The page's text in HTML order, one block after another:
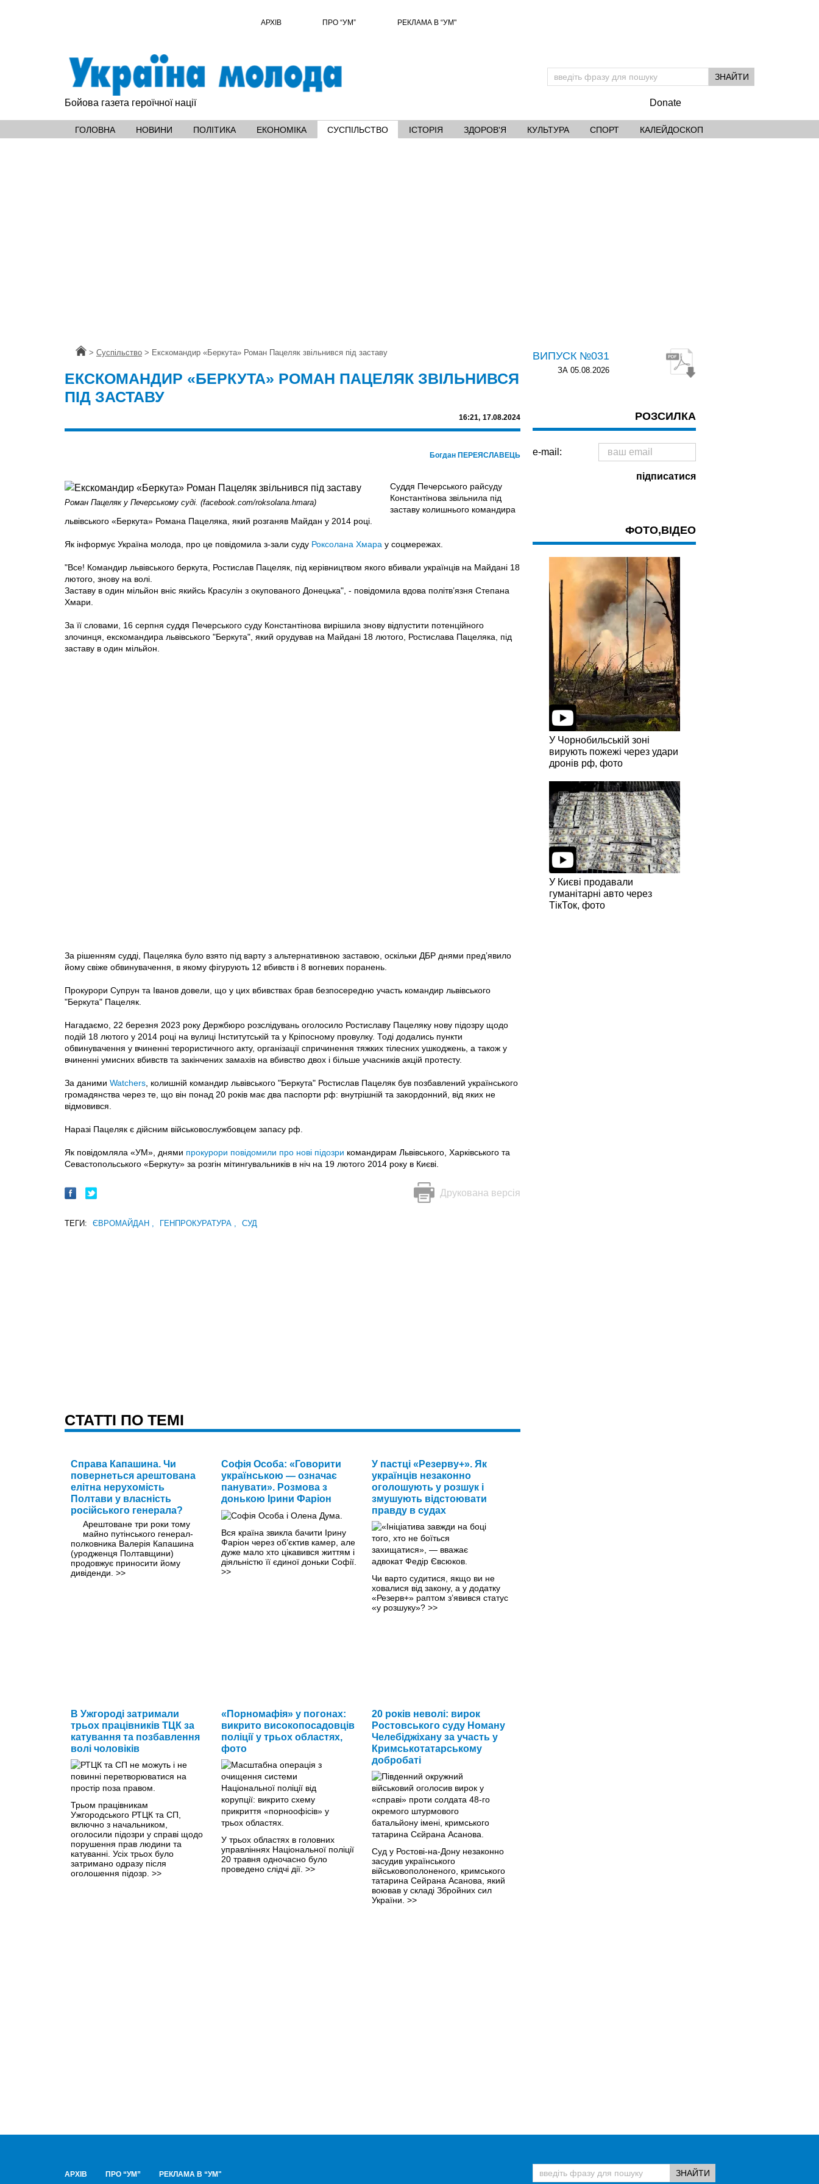
АРХІВ ПРО “УМ” РЕКЛАМА В “УМ"
Бойова газета героїчної нації Donate
ГОЛОВНА НОВИНИ ПОЛІТИКА ЕКОНОМІКА СУСПІЛЬСТВО ІСТОРІЯ ЗДОРОВ'Я КУЛЬТУРА СПОРТ КАЛЕЙДОСКОП
Головна
> Суспільство > Екскомандир «Беркута» Роман Пацеляк звільнився під заставу
ЕКСКОМАНДИР «БЕРКУТА» РОМАН ПАЦЕЛЯК ЗВІЛЬНИВСЯ
ПІД ЗАСТАВУ
16:21, 17.08.2024
Богдан ПЕРЕЯСЛАВЕЦЬ
Роман Пацеляк у Печерському суді. (facebook.com/roksolana.hmara)
Суддя Печерського райсуду
Константінова звільнила під
заставу колишнього командира
львівського «Беркута» Романа Пацеляка, який розганяв Майдан у 2014 році.
Як інформує Україна молода, про це повідомила з-зали суду Роксолана Хмара у соцмережах.
"Все! Командир львівського беркута, Ростислав Пацеляк, під керівництвом якого вбивали українців на Майдані 18
лютого, знову на волі.
Заставу в один мільйон вніс якийсь Красулін з окупованого Донецька", - повідомила вдова політв’язня Степана
Хмари.
За її словами, 16 серпня суддя Печерського суду Константінова вирішила знову відпустити потенційного
злочинця, екскомандира львівського "Беркута", який орудував на Майдані 18 лютого, Ростислава Пацеляка, під
заставу в один мільйон.
За рішенням судді, Пацеляка було взято під варту з альтернативною заставою, оскільки ДБР днями предʼявило
йому свіже обвинувачення, в якому фігурують 12 вбивств і 8 вогневих поранень.
Прокурори Супрун та Іванов довели, що у цих вбивствах брав безпосередню участь командир львівського
"Беркута" Пацеляк.
Нагадаємо, 22 березня 2023 року Держбюро розслідувань оголосило Ростиславу Пацеляку нову підозру щодо
подій 18 лютого у 2014 році на вулиці Інститутській та у Кріпосному провулку. Тоді додались пункти
обвинувачення у вчиненні терористичного акту, організації спричинення тяжких тілесних ушкоджень, а також у
вчиненні умисних вбивств та закінчених замахів на вбивство двох і більше учасників акцій протесту.
За даними Watchers , колишній командир львівського "Беркута" Ростислав Пацеляк був позбавлений українського
громадянства через те, що він понад 20 років має два паспорти рф: внутрішній та закордонний, від яких не
відмовився.
Наразі Пацеляк є дійсним військовослужбовцем запасу рф.
Як повідомляла «УМ», днями прокурори повідомили про нові підозри командирам Львівського, Харківського та
Севастопольського «Беркуту» за розгін мітингувальників в ніч на 19 лютого 2014 року в Києві.
Друкована версія
ТЕГИ: ЄВРОМАЙДАН ГЕНПРОКУРАТУРА СУД
CТАТТІ ПО ТЕМІ
Справа Капашина. Чи
повернеться арештована
елітна нерухомість
Полтави у власність
російського генерала?
Арештоване три роки тому
майно путінського генерал-
полковника Валерія Капашина
(уродженця Полтавщини)
продовжує приносити йому
дивіденди. >>
Софія Особа: «Говорити
українською — означає
панувати». Розмова з
донькою Ірини Фаріон
Вся країна звикла бачити Ірину
Фаріон через об’єктив камер, але
дуже мало хто цікавився життям і
діяльністю її єдиної доньки Софії.
>>
У пастці «Резерву+». Як
українців незаконно
оголошують у розшук і
змушують відстоювати
правду в судах
Чи варто судитися, якщо ви не
ховалися від закону, а у додатку
«Резерв+» раптом з’явився статус
«у розшуку»? >>
В Ужгороді затримали
трьох працівників ТЦК за
катування та позбавлення
волі чоловіків
Трьом працівникам
Ужгородського РТЦК та СП,
включно з начальником,
оголосили підозри у справі щодо
порушення прав людини та
катуванні. Усіх трьох було
затримано одразу після
оголошення підозр. >>
«Порномафія» у погонах:
викрито високопосадовців
поліції у трьох областях,
фото
У трьох областях в головних
управліннях Національної поліції
20 травня одночасно було
проведено слідчі дії. >>
20 років неволі: вирок
Ростовського суду Номану
Челебіджіхану за участь у
Кримськотатарському
добробаті
Суд у Ростові-на-Дону незаконно
засудив українського
військовополоненого, кримського
татарина Сейрана Асанова, який
воював у складі Збройних сил
України. >>
ВИПУСК №031
ЗА 05.08.2026
РОЗСИЛКА
e-mail:
ФОТО,ВІДЕО
У Чорнобильській зоні
вирують пожежі через удари
дронів рф, фото
У Києві продавали
гуманітарні авто через
ТікТок, фото
АРХІВ ПРО “УМ” РЕКЛАМА В “УМ"